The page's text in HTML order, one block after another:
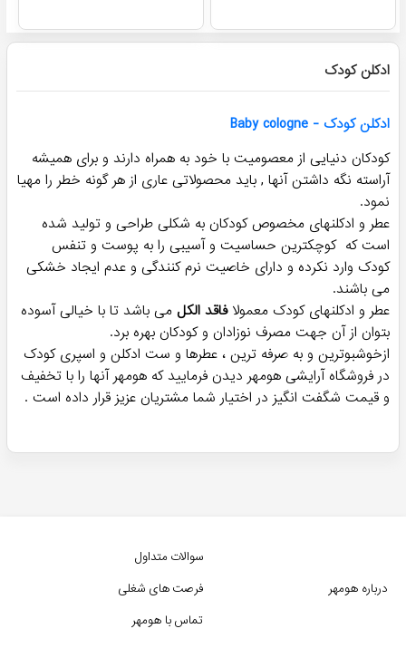
ادکلن کودک
ادکلن کودک - Baby cologne
کودکان دنیایی از معصومیت با خود به همراه دارند و برای همیشه
آراسته نگه داشتن آنها , باید محصولاتی عاری از هر گونه خطر را مهیا
نمود.
عطر و ادکلنهای مخصوص کودکان به شکلی طراحی و تولید شده
است که کوچکترین حساسیت و آسیبی را به پوست و تنفس
کودک وارد نکرده و دارای خاصیت نرم کنندگی و عدم ایجاد خشکی
می باشند.
عطر و ادکلنهای کودک معمولا فاقد الکل می باشد تا با خیالی آسوده
بتوان از آن جهت مصرف نوزادان و کودکان بهره برد.
ازخوشبوترین و به صرفه ترین ، عطرها و ست ادکلن و اسپری کودک
در فروشگاه آرایشی هومهر دیدن فرمایید که هومهر آنها را با تخفيف
و قيمت شگفت انگيز در اختیار شما مشتریان عزیز قرار داده است .
درباره هومهر
سوالات متداول
فرصت های شغلی
تماس با هومهر